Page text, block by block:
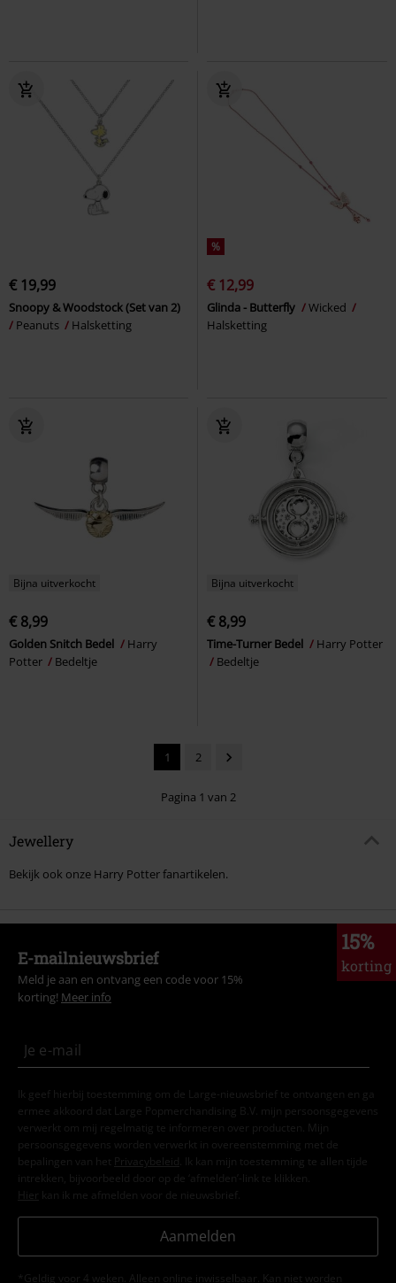
€ 19,99
Snoopy & Woodstock (Set van 2)
Peanuts
Halsketting
%
€ 12,99
Glinda - Butterfly
Wicked
Halsketting
Bijna uitverkocht
€ 8,99
Golden Snitch Bedel
Harry
Potter
Bedeltje
Bijna uitverkocht
€ 8,99
Time-Turner Bedel
Harry Potter
Bedeltje
1 2
Pagina 1 van 2
Jewellery
Bekijk ook onze Harry Potter fanartikelen.
15%
korting
E-mailnieuwsbrief
Meld je aan en ontvang een code voor 15%
korting! Meer info
Ik geef hierbij toestemming om de Large-nieuwsbrief te ontvangen en ga
ermee akkoord dat Large Popmerchandising B.V. mijn persoonsgegevens
verwerkt om mij regelmatig te informeren over producten. Mijn
persoonsgegevens worden verwerkt in overeenstemming met de
bepalingen van het
Privacybeleid . Ik kan mijn toestemming te allen tijde
intrekken, bijvoorbeeld door op de ‘afmelden’-link te klikken.
Hier kan ik me afmelden voor de nieuwsbrief.
Aanmelden
*Geldig voor 4 weken. Alleen online inwisselbaar. Kan niet worden